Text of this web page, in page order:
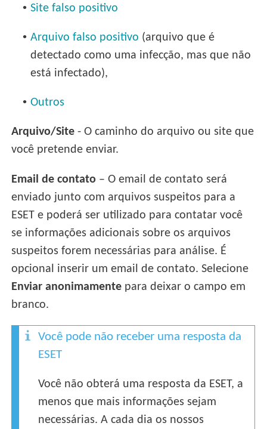
• Site falso positivo
• Arquivo falso positivo (arquivo que é
detectado como uma infecção, mas que não
está infectado),
• Outros
Arquivo/Site - O caminho do arquivo ou site que
você pretende enviar.
Email de contato – O email de contato será
enviado junto com arquivos suspeitos para a
ESET e poderá ser utilizado para contatar você
se informações adicionais sobre os arquivos
suspeitos forem necessárias para análise. É
opcional inserir um email de contato. Selecione
Enviar anonimamente para deixar o campo em
branco.
Você pode não receber uma resposta da
ESET
Você não obterá uma resposta da ESET, a
menos que mais informações sejam
necessárias. A cada dia os nossos